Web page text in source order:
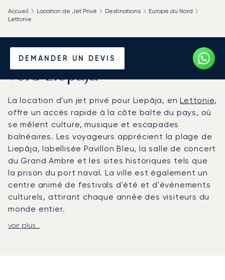
DEMANDER UN DEVIS
Accueil Location de Jet Privé Destinations
Europe du Nord
Lettonie
Louer un Jet Privé depuis et
vers Liepaja
La location d'un jet privé pour Liepāja, enLettonie,
offre un accès rapide à la côte balte du pays, où
se mêlent culture, musique et escapades
balnéaires. Les voyageurs apprécient la plage de
Liepāja, labellisée Pavillon Bleu, la salle de concert
du Grand Ambre et les sites historiques tels que
la prison du port naval. La ville est également un
centre animé de festivals d'été et d'événements
culturels, attirant chaque année des visiteurs du
monde entier.
LunaJets organise des vols privés vers l'aéroport
voir plus...